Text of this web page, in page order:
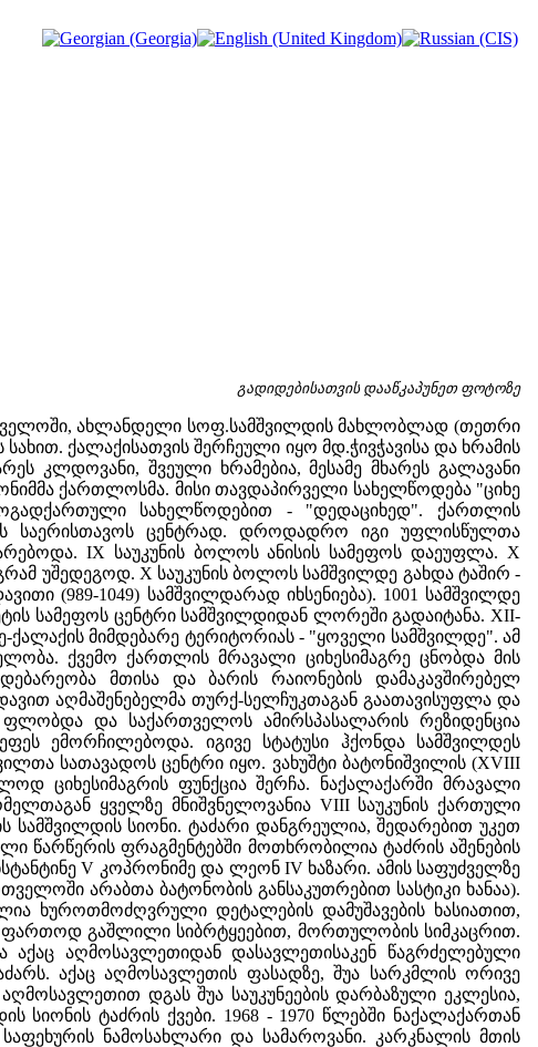
გადიდებისათვის დააწკაპუნეთ ფოტოზე
ახლანდელი სოფ.სამშვილდის მახლობლად (თეთრი
ქალაქისათვის შერჩეული იყო მდ.ჭივჭავისა და ხრამის
კლდოვანი, შვეული ხრამებია, მესამე მხარეს გალავანი
ქართლოსმა. მისი თავდაპირველი სახელწოდება "ციხე
სახელწოდებით - "დედაციხედ". ქართლის
საერისთავოს ცენტრად. დროდადრო იგი უფლისწულთა
IX საუკუნის ბოლოს ანისის სამეფოს დაეუფლა. X
უშედეგოდ. X საუკუნის ბოლოს სამშვილდე გახდა ტაშირ -
(989-1049) სამშვილდარად იხსენიება). 1001 სამშვილდე
სამეფოს ცენტრი სამშვილდიდან ლორეში გადაიტანა. XII-
ქალაქის მიმდებარე ტერიტორიას - "ყოველი სამშვილდე". ამ
ქვემო ქართლის მრავალი ციხესიმაგრე ცნობდა მის
მთისა და ბარის რაიონების დამაკავშირებელ
აღმაშენებელმა თურქ-სელჩუკთაგან გაათავისუფლა და
და საქართველოს ამირსპასალარის რეზიდენცია
ემორჩილებოდა. იგივე სტატუსი ჰქონდა სამშვილდეს
სათავადოს ცენტრი იყო. ვახუშტი ბატონიშვილის (XVIII
ციხესიმაგრის ფუნქცია შერჩა. ნაქალაქარში მრავალი
ყველზე მნიშვნელოვანია VIII საუკუნის ქართული
სიონი. ტაძარი დანგრეულია, შედარებით უკეთ
წარწერის ფრაგმენტებში მოთხრობილია ტაძრის აშენების
V კოპრონიმე და ლეონ IV ხაზარი. ამის საფუძველზე
არაბთა ბატონობის განსაკუთრებით სასტიკი ხანაა).
ხუროთმოძღვრული დეტალების დამუშავების ხასიათით,
გაშლილი სიბრტყეებით, მორთულობის სიმკაცრით.
აქაც აღმოსავლეთიდან დასავლეთისაკენ წაგრძელებული
აქაც აღმოსავლეთის ფასადზე, შუა სარკმლის ორივე
დგას შუა საუკუნეების დარბაზული ეკლესია,
სიონის ტაძრის ქვები. 1968 - 1970 წლებში ნაქალაქართან
ნამოსახლარი და სამაროვანი. კარკნალის მთის